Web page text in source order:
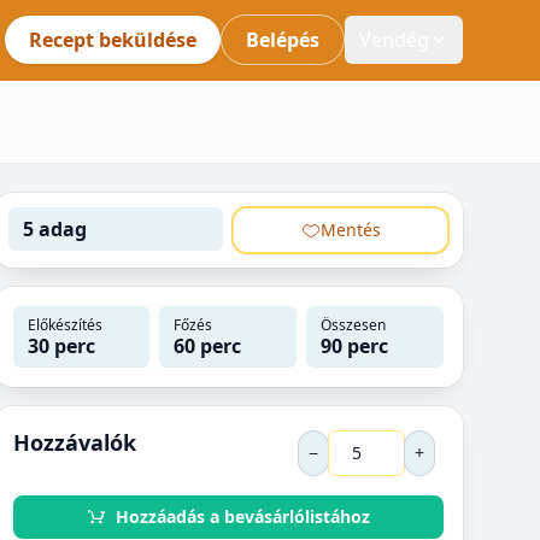
Recept beküldése Belépés
5 adag Mentés
Előkészítés
30 perc
Főzés
60 perc
Összesen
90 perc
Hozzávalók − +
Hozzáadás a bevásárlólistához